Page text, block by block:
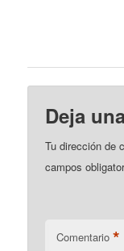
Deja
Tu dirección de
campos
Comentario *